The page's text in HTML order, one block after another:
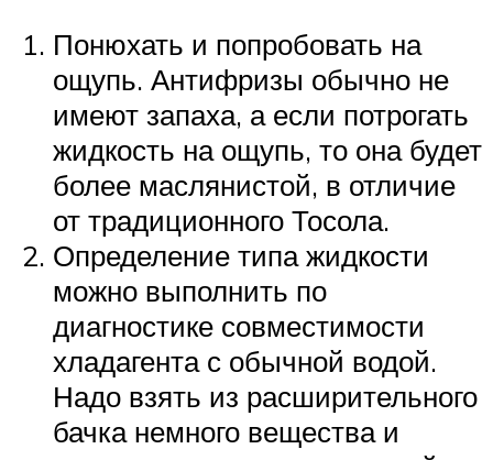
Понюхать и попробовать на
ощупь. Антифризы обычно не
имеют запаха, а если потрогать
жидкость на ощупь, то она будет
более маслянистой, в отличие
от традиционного Тосола.
Определение типа жидкости
можно выполнить по
диагностике совместимости
хладагента с обычной водой.
Надо взять из расширительного
бачка немного вещества и